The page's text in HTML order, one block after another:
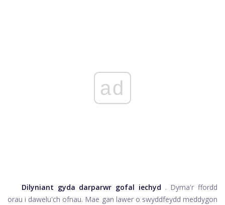
ad
Dilyniant gyda darparwr gofal iechyd . Dyma'r ffordd
orau i dawelu'ch ofnau. Mae gan lawer o swyddfeydd meddygon